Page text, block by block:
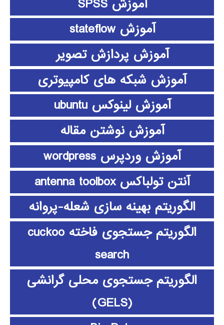
آموزش SPSS
آموزش stateflow
آموزش پردازش تصویر
آموزش شبکه های کامپیوتری
آموزش لینوکس ubuntu
آموزش نوشتن مقاله
آموزش وردپرس wordpress
آنتن تولباکس antenna toolbox
الگوریتم بهینه سازی شعله-پروانه
الگوریتم جستجوی فاخته cuckoo
search
الگوریتم جستجوی محلی گرانشی
(GELS)